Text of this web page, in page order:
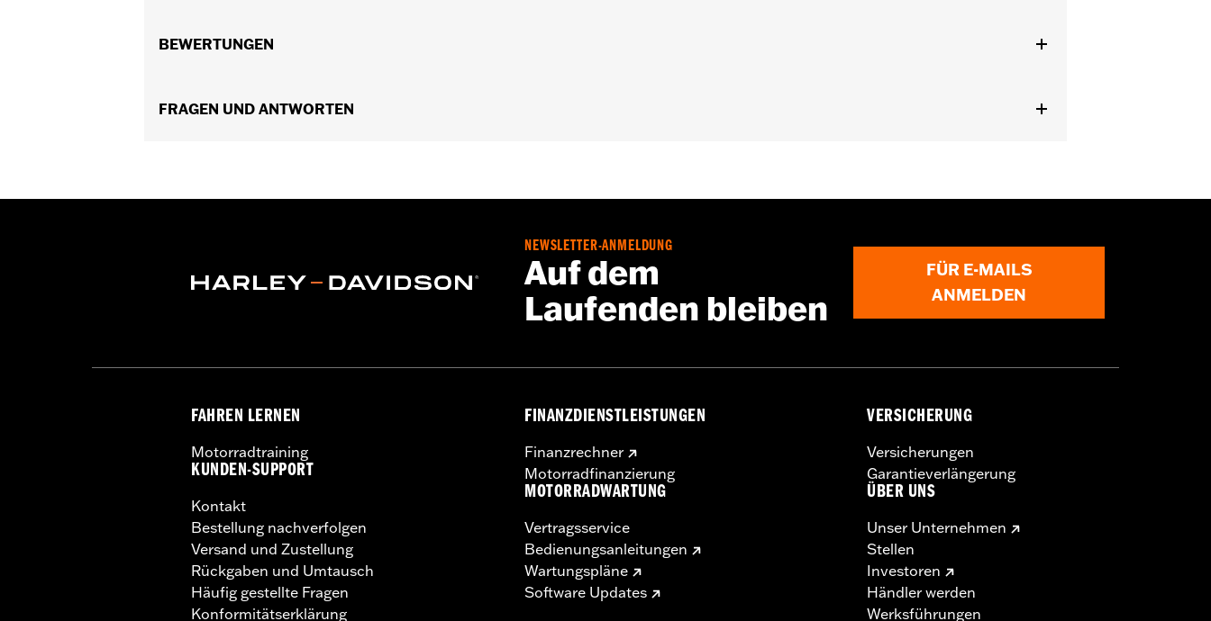
Fußrastenanlage und XR Modelle ’08 bis ’13).
In Einheiten erhältlich:Jeweils
BEWERTUNGEN
FRAGEN UND ANTWORTEN
NEWSLETTER-ANMELDUNG
Auf dem
Laufenden bleiben
FÜR E-MAILS
ANMELDEN
FAHREN LERNEN
Motorradtraining
KUNDEN-SUPPORT
Kontakt
Bestellung nachverfolgen
Versand und Zustellung
Rückgaben und Umtausch
Häufig gestellte Fragen
Konformitätserklärung
FINANZDIENSTLEISTUNGEN
Finanzrechner
Motorradfinanzierung
MOTORRADWARTUNG
Vertragsservice
Bedienungsanleitungen
Wartungspläne
Software Updates
VERSICHERUNG
Versicherungen
Garantieverlängerung
ÜBER UNS
Unser Unternehmen
Stellen
Investoren
Händler werden
Werksführungen